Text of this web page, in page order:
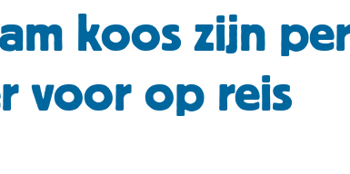
koos zijn
voor op reis